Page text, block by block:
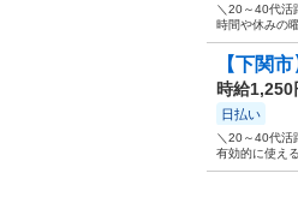
＼20～40代活
時間や休みの
【下関
時給1,250
日払い
＼20～40代活
有効的に使え